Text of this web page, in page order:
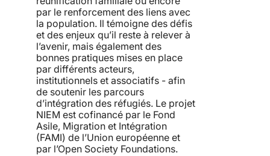
par le renforcement des liens avec
la population. Il témoigne des défis
et des enjeux qu’il reste à relever à
l’avenir, mais également des
bonnes pratiques mises en place
par différents acteurs,
institutionnels et associatifs - afin
de soutenir les parcours
d’intégration des réfugiés. Le projet
NIEM est cofinancé par le Fond
Asile, Migration et Intégration
(FAMI) de l’Union européenne et
par l’Open Society Foundations.